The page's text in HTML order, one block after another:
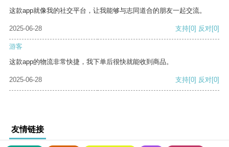
这款app就像我的社交平台，让我能够与志同道合的朋友一起交流。
2025-06-28 支持[0] 反对[0]
游客
这款app的物流非常快捷，我下单后很快就能收到商品。
2025-06-28 支持[0] 反对[0]
友情链接